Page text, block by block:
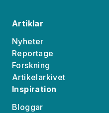
Artiklar
Nyheter
Reportage
Forskning
Artikelarkivet
Inspiration
Bloggar